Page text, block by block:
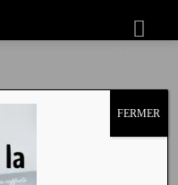
FUMÉS
dans notre
chez
d’Yeu
150g… et en tranche.
FERMER